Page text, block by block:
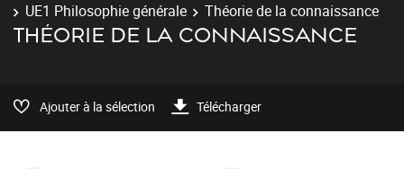
UE1 Philosophie générale
Théorie de la connaissance
THÉORIE DE LA CONNAISSANCE
Ajouter à la sélection Télécharger